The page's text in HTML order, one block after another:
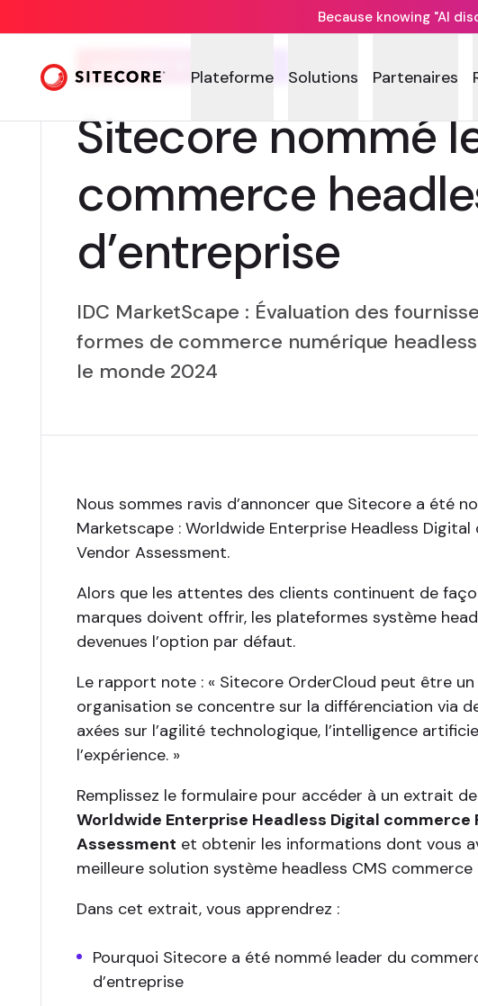
Because knowing "AI
Plateforme Solutions Partenaires
RAPPORT D’ANALYSTE
Sitecore nommé
commerce
d’entreprise
IDC MarketScape : Évaluation des
formes de commerce numérique
le monde 2024
Nous sommes ravis d’annoncer que Sitecore a été
Marketscape : Worldwide Enterprise Headless
Vendor Assessment.
Alors que les attentes des clients continuent de
marques doivent offrir, les plateformes système
devenues l’option par défaut.
Le rapport note : « Sitecore OrderCloud peut être
organisation se concentre sur la différenciation via
axées sur l’agilité technologique, l’intelligence
l’expérience. »
Remplissez le formulaire pour accéder à un extrait de
Worldwide Enterprise Headless Digital
Assessment et obtenir les informations dont vous
meilleure solution système headless CMS
Dans cet extrait, vous apprendrez :
Pourquoi Sitecore a été nommé leader du
d’entreprise